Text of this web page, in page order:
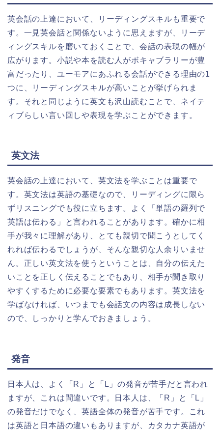
英会話の上達において、リーディングスキルも重要で
す。一見英会話と関係ないように思えますが、リーデ
ィングスキルを磨いておくことで、会話の表現の幅が
広がります。小説や本を読む人がボキャブラリーが豊
富だったり、ユーモアにあふれる会話ができる理由の1
つに、リーディングスキルが高いことが挙げられま
す。それと同じように英文も沢山読むことで、ネイテ
ィブらしい言い回しや表現を学ぶことができます。
英文法
英会話の上達において、英文法を学ぶことは重要で
す。英文法は英語の基礎なので、リーディングに限ら
ずリスニングでも役に立ちます。よく「単語の羅列で
英語は伝わる」と言われることがあります。確かに相
手が我々に理解があり、とても親切で聞こうとしてく
れれば伝わるでしょうが、そんな親切な人余りいませ
ん。正しい英文法を使うということは、自分の伝えた
いことを正しく伝えることでもあり、相手が聞き取り
やすくするために必要な要素でもあります。英文法を
学ばなければ、いつまでも会話文の内容は成長しない
ので、しっかりと学んでおきましょう。
発音
日本人は、よく「R」と「L」の発音が苦手だと言われ
ますが、これは間違いです。日本人は、「R」と「L」
の発音だけでなく、英語全体の発音が苦手です。これ
は英語と日本語の違いもありますが、カタカナ英語が